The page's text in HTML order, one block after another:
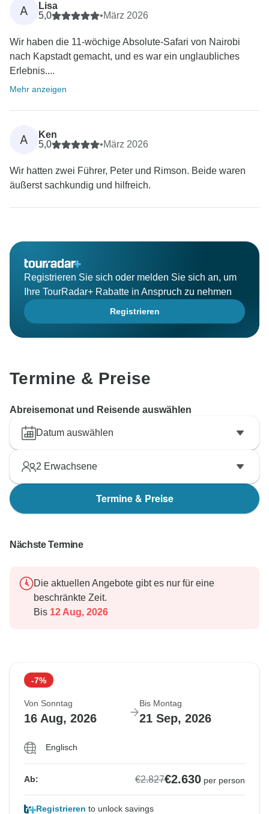
A
Lisa
5,0
•März 2026
Wir haben die 11-wöchige Absolute-Safari von Nairobi
nach Kapstadt gemacht, und es war ein unglaubliches
Erlebnis....
Mehr anzeigen
A
Ken
5,0
•März 2026
Wir hatten zwei Führer, Peter und Rimson. Beide waren
äußerst sachkundig und hilfreich.
Registrieren Sie sich oder melden Sie sich an, um
Ihre TourRadar+ Rabatte in Anspruch zu nehmen
Registrieren
Termine & Preise
Abreisemonat und Reisende auswählen
Datum auswählen
2 Erwachsene
Termine & Preise
Nächste Termine
Die aktuellen Angebote gibt es nur für eine
beschränkte Zeit.
Bis 12 Aug, 2026
-7%
Von Sonntag
16 Aug, 2026
Bis Montag
21 Sep, 2026
Englisch
Ab: €2.827€2.630 per person
Registrieren to unlock savings